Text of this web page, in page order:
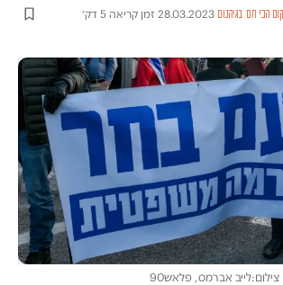
הכי חם בגיהנום·
28.03.2023
·זמן קריאה 5 דק׳
אברמס, פלאש90